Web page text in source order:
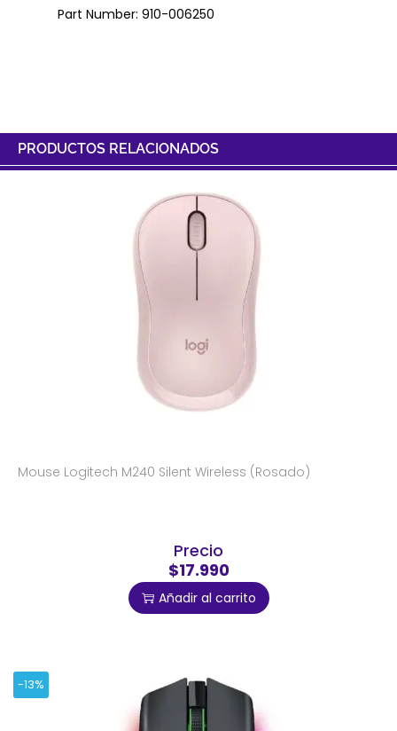
Part Number: 910-006250
PRODUCTOS RELACIONADOS
Mouse Logitech M240 Silent Wireless (Rosado)
Precio
$17.990
Añadir al carrito
-13%